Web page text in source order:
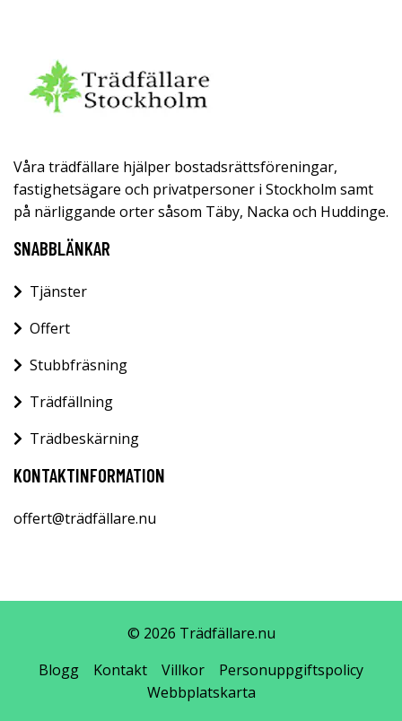
Våra trädfällare hjälper bostadsrättsföreningar,
fastighetsägare och privatpersoner i Stockholm samt
på närliggande orter såsom Täby, Nacka och Huddinge.
SNABBLÄNKAR
Tjänster
Offert
Stubbfräsning
Trädfällning
Trädbeskärning
KONTAKTINFORMATION
offert@trädfällare.nu
© 2026 Trädfällare.nu
Blogg
Kontakt Villkor
Personuppgiftspolicy
Webbplatskarta